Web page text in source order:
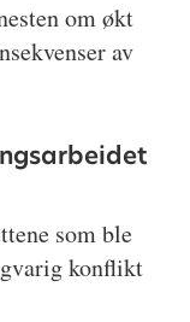
om økt
av
som ble
konflikt